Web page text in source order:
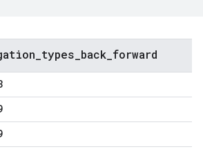
types back forward